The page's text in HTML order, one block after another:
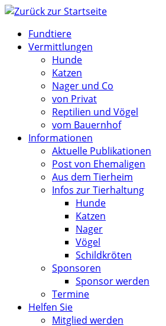
Zum
springenFundtiere
Vermittlungen
Hunde
Katzen
Nager und Co
von Privat
Reptilien und Vögel
vom Bauernhof
Informationen
Aktuelle Publikationen
Post von Ehemaligen
Aus dem Tierheim
Infos zur Tierhaltung
Hunde
Katzen
Nager
Vögel
Schildkröten
Sponsoren
Sponsor werden
Termine
Helfen Sie
Mitglied werden